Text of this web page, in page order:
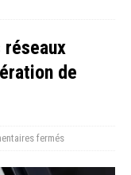
de
fermés